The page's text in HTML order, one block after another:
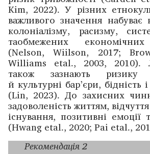
Kim, 2022). У різних
важливого значення набуває
колоніалізму, расизму,
таобмежених
(Nelson, Wiilson, 2017;
Williams etal., 2003, 2010).
також зазнають ризику
й культурні бар’єри, бідність
(Lin, 2023). До захисних
задоволеність ­життям,
існування, позитивні емоції
(Hwang etal., 2020; Pai etal.,
Рекомендація 2